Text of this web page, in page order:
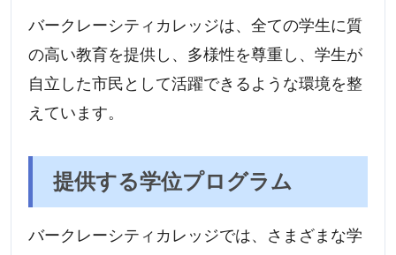
バークレーシティカレッジは、全ての学生に質
の高い教育を提供し、多様性を尊重し、学生が
自立した市民として活躍できるような環境を整
えています。
提供する学位プログラム
バークレーシティカレッジでは、さまざまな学